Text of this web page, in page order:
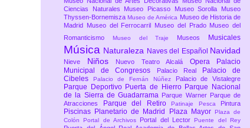
Ciencias Naturales Museo Picasso Museo Sorolla Museo
Thyssen-BornemiszaMuseo de América Museo de Historia de
Madrid
Museo del Ferrocarril Museo del Prado Museo del
Romanticismo
Museo del Traje Museos Musicales
Música Naturaleza Naves del Español Navidad
Nieve Niños Nuevo Teatro Alcalá Opera
Palacio
Municipal de Congresos
Palacio Real
Palacio de
Cibeles
Palacio de Fernán Núñez Palacio de Vistalegre
Parque Deportivo Puerta de Hierro Parque Nacional
de la Sierra de Guadarrama Parque Warner Parque de
Atracciones
Parque del Retiro Patinaje Pesca Pintura
Piscinas Planetario de Madrid Plaza Mayor
Plaza de
Colón Portal de Archivos Portal del LectorPuente del Rey